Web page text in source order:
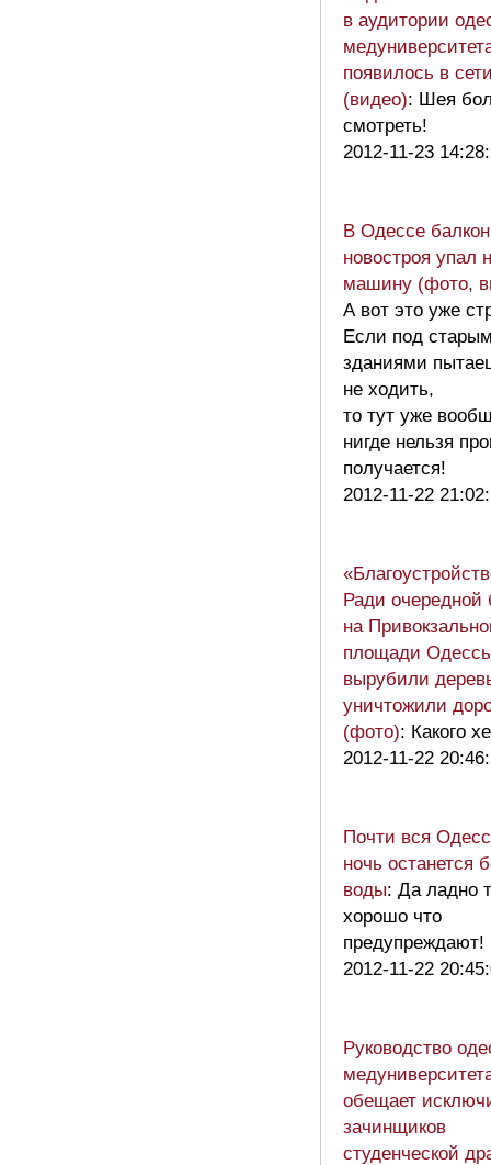
в аудитории
появилось в
(видео): Шея
смотреть!
2012-11-23
В Одессе балкон
новостроя упал
машину (фото,
А вот это уже
Если под
зданиями
не ходить,
то тут уже
нигде нельзя
получается!
2012-11-22
Ради очередной
на
площади
вырубили
уничтожили
(фото): Какого
2012-11-22
Почти вся
ночь останется
воды: Да ладно
хорошо что
предупреждают!
2012-11-22
Руководство
обещает
зачинщиков
студенческой